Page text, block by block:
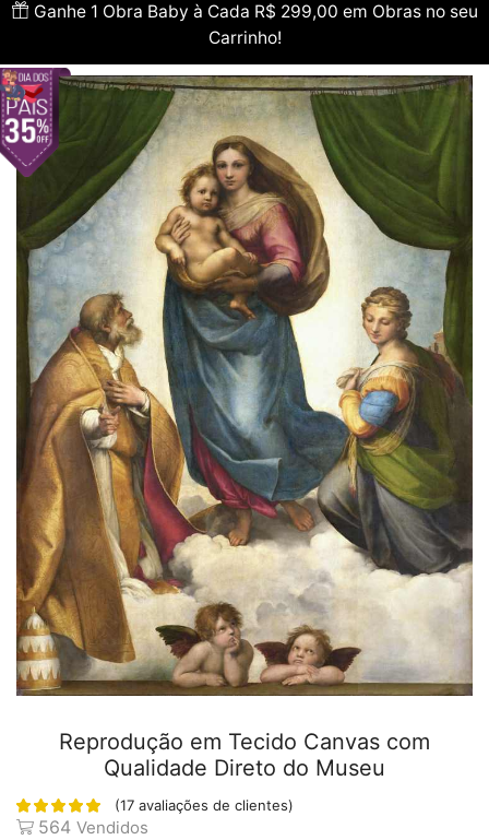
Ganhe 1 Obra Baby à Cada R$ 299,00 em Obras no seu
Carrinho!
Reprodução em Tecido Canvas com
Qualidade Direto do Museu
(17 avaliações de clientes)
564 Vendidos